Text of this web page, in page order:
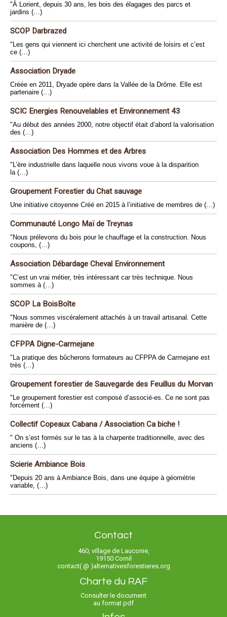
"À Lorient, depuis 30 ans, les bois des élagages des parcs et
jardins (…)
SCOP Darbrazed
"Les gens qui viennent ici cherchent une activité de loisirs et c’est
ce (…)
Association Dryade
Créée en 2011, Dryade opère dans la Vallée de la Drôme. Elle est
partenaire (…)
SCIC Energies Renouvelables et Environnement 43
"Au début des années 2000, notre objectif était d’abord la valorisation
des (…)
Association Des Hommes et des Arbres
"L’ère industrielle dans laquelle nous vivons voue à la disparition
la (…)
Groupement Forestier du Chat sauvage
Une initiative citoyenne Créé en 2015 à l’initiative de membres de (…)
Communauté Longo Maï de Treynas
"Nous prélevons du bois pour le chauffage et la construction. Nous
coupons, (…)
Association Débardage Cheval Environnement
"C’est un vrai métier, très intéressant car très technique. Nous
sommes à (…)
SCOP La BoisBoîte
"Nous sommes viscéralement attachés à un travail artisanal. Cette
manière de (…)
CFPPA Digne-Carmejane
"La pratique des bûcherons formateurs au CFPPA de Carmejane est
très (…)
Groupement forestier de Sauvegarde des Feuillus du Morvan
"Le groupement forestier est composé d’associé-es. Ce ne sont pas
forcément (…)
Collectif Copeaux Cabana / Association Ca biche !
" On s’est formés sur le tas à la charpente traditionnelle, avec des
anciens (…)
Scierie Ambiance Bois
"Depuis 20 ans à Ambiance Bois, dans une équipe à géométrie
variable, (…)
Contact
460, village de Lauconie,
19150 Cornil
contact( @ )alternativesforestieres.org
Charte du RAF
Consulter le document
au format pdf